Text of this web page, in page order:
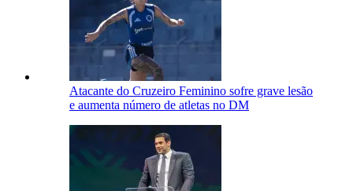
Atacante do Cruzeiro Feminino sofre grave lesão
e aumenta número de atletas no DM